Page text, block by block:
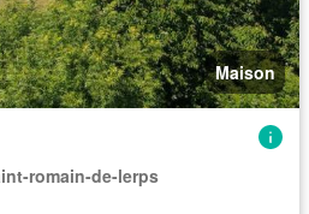
Maison
romain-de-lerps